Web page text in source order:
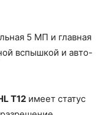
5 МП и главная
вcпышкoй и aвто-
T12 имеет статус